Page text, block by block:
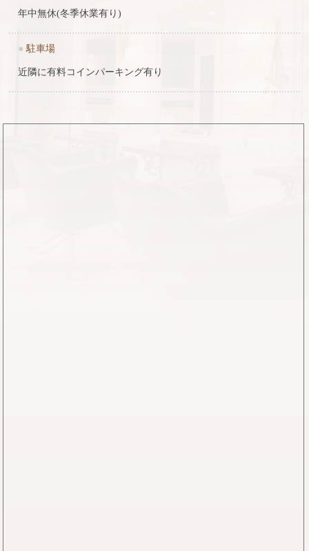
年中無休(冬季休業有り)
● 駐車場
近隣に有料コインパーキング有り